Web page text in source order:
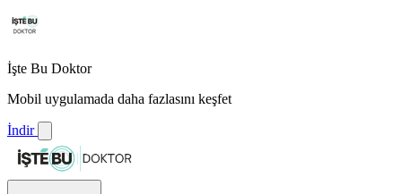
İşte Bu Doktor
Mobil uygulamada daha fazlasını keşfet
İndir